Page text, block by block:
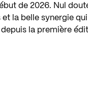
de 2026. Nul
la belle synergie
la première